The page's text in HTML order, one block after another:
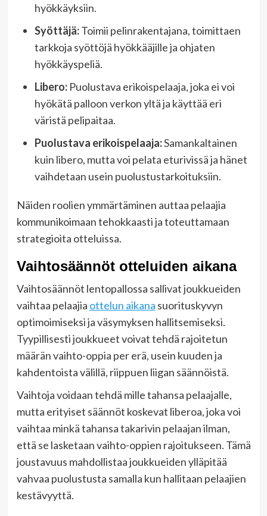
hyökkäyksiin.
Syöttäjä:Toimii pelinrakentajana, toimittaen
tarkkoja syöttöjä hyökkääjille ja ohjaten
hyökkäyspeliä.
Libero:Puolustava erikoispelaaja, joka ei voi
hyökätä palloon verkon yltä ja käyttää eri
väristä pelipaitaa.
Puolustava erikoispelaaja:Samankaltainen
kuin libero, mutta voi pelata eturivissä ja hänet
vaihdetaan usein puolustustarkoituksiin.
Näiden roolien ymmärtäminen auttaa pelaajia
kommunikoimaan tehokkaasti ja toteuttamaan
strategioita otteluissa.
Vaihtosäännöt otteluiden aikana
Vaihtosäännöt lentopallossa sallivat joukkueiden
vaihtaa pelaajia ottelun aikana suorituskyvyn
optimoimiseksi ja väsymyksen hallitsemiseksi.
Tyypillisesti joukkueet voivat tehdä rajoitetun
määrän vaihto-oppia per erä, usein kuuden ja
kahdentoista välillä, riippuen liigan säännöistä.
Vaihtoja voidaan tehdä mille tahansa pelaajalle,
mutta erityiset säännöt koskevat liberoa, joka voi
vaihtaa minkä tahansa takarivin pelaajan ilman,
että se lasketaan vaihto-oppien rajoitukseen. Tämä
joustavuus mahdollistaa joukkueiden ylläpitää
vahvaa puolustusta samalla kun hallitaan pelaajien
kestävyyttä.